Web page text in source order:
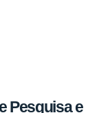
Pesquisa e